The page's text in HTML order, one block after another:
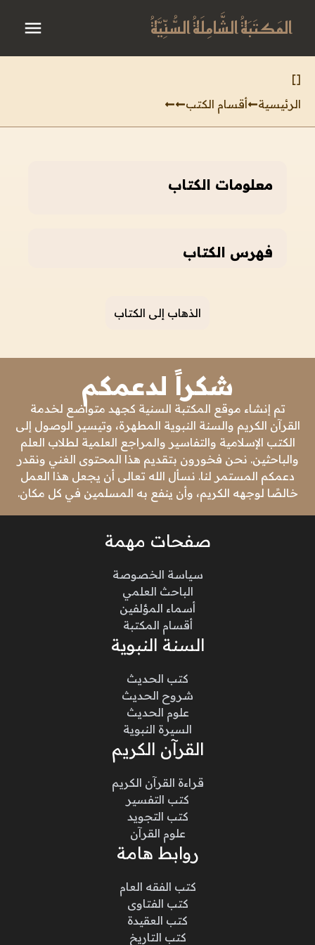
المَكتَبَةُ الشَّامِلَةُ السُّنِّيَّةُ
[
]
الرئيسية
أقسام الكتب
معلومات الكتاب
فهرس الكتاب
الذهاب إلى الكتاب
شكراً لدعمكم
تم إنشاء موقع المكتبة السنية كجهد متواضع لخدمة
القرآن الكريم والسنة النبوية المطهرة، وتيسير الوصول إلى
الكتب الإسلامية والتفاسير والمراجع العلمية لطلاب العلم
والباحثين. نحن فخورون بتقديم هذا المحتوى الغني ونقدر
دعمكم المستمر لنا. نسأل الله تعالى أن يجعل هذا العمل
خالصًا لوجهه الكريم، وأن ينفع به المسلمين في كل مكان.
صفحات مهمة
سياسة الخصوصة
الباحث العلمي
أسماء المؤلفين
أقسام المكتبة
السنة النبوية
كتب الحديث
شروح الحديث
علوم الحديث
السيرة النبوية
القرآن الكريم
قراءة القرآن الكريم
كتب التفسير
كتب التجويد
علوم القرآن
روابط هامة
كتب الفقه العام
كتب الفتاوى
كتب العقيدة
كتب التاريخ